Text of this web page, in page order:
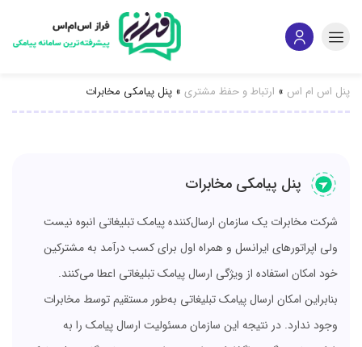
پنل اس ام اس » ارتباط و حفظ مشتری » پنل پیامکی مخابرات
پنل پیامکی مخابرات
شرکت مخابرات یک سازمان ارسال‌کننده پیامک تبلیغاتی انبوه نیست
ولی اپراتورهای ایرانسل و همراه اول برای کسب درآمد به مشترکین
خود امکان استفاده از ویژگی ارسال پیامک تبلیغاتی اعطا می‌کنند.
بنابراین امکان ارسال پیامک تبلیغاتی به‌طور‌ مستقیم توسط مخابرات
وجود ندارد. در نتیجه این سازمان مسئولیت ارسال پیامک را به